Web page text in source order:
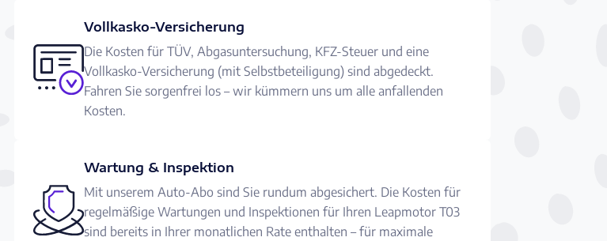
Vollkasko-Versicherung
Die Kosten für TÜV, Abgasuntersuchung, KFZ-Steuer und eine
Vollkasko-Versicherung (mit Selbstbeteiligung) sind abgedeckt.
Fahren Sie sorgenfrei los – wir kümmern uns um alle anfallenden
Kosten.
Wartung & Inspektion
Mit unserem Auto-Abo sind Sie rundum abgesichert. Die Kosten für
regelmäßige Wartungen und Inspektionen für Ihren Leapmotor T03
sind bereits in Ihrer monatlichen Rate enthalten – für maximale